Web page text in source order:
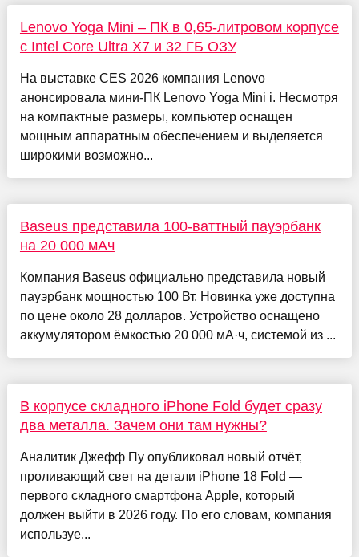
Lenovo Yoga Mini – ПК в 0,65-литровом корпусе
с Intel Core Ultra X7 и 32 ГБ ОЗУ
На выставке CES 2026 компания Lenovo
анонсировала мини-ПК Lenovo Yoga Mini i. Несмотря
на компактные размеры, компьютер оснащен
мощным аппаратным обеспечением и выделяется
широкими возможно...
Baseus представила 100-ваттный пауэрбанк
на 20 000 мАч
Компания Baseus официально представила новый
пауэрбанк мощностью 100 Вт. Новинка уже доступна
по цене около 28 долларов. Устройство оснащено
аккумулятором ёмкостью 20 000 мА·ч, системой из ...
В корпусе складного iPhone Fold будет сразу
два металла. Зачем они там нужны?
Аналитик Джефф Пу опубликовал новый отчёт,
проливающий свет на детали iPhone 18 Fold —
первого складного смартфона Apple, который
должен выйти в 2026 году. По его словам, компания
используе...